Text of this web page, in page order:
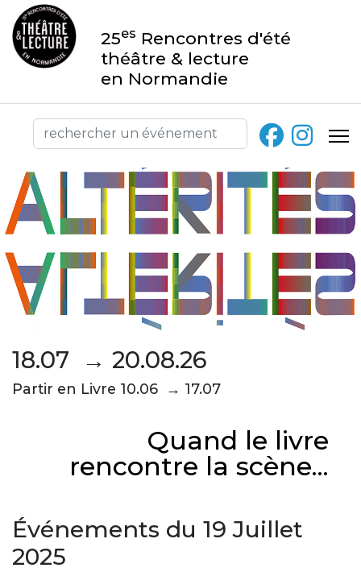
25es Rencontres d'été
théâtre & lecture
en Normandie
18.07 → 20.08.26
Partir en Livre 10.06 → 17.07
Quand le livre
rencontre la scène...
Événements du 19 Juillet
2025